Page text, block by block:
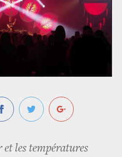
et les températures